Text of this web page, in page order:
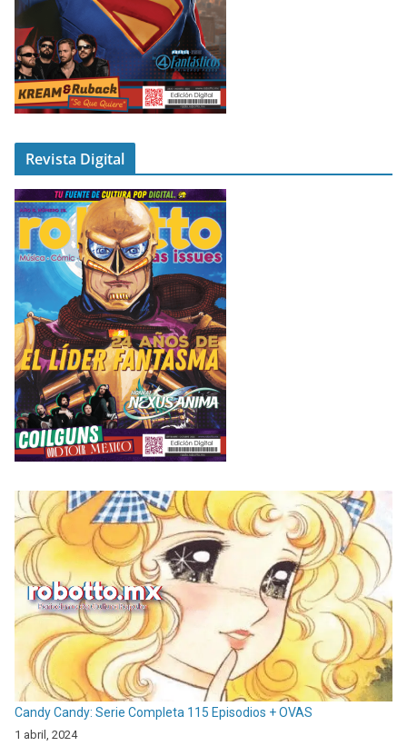
Revista Digital
Candy Candy: Serie Completa 115 Episodios + OVAS
1 abril, 2024